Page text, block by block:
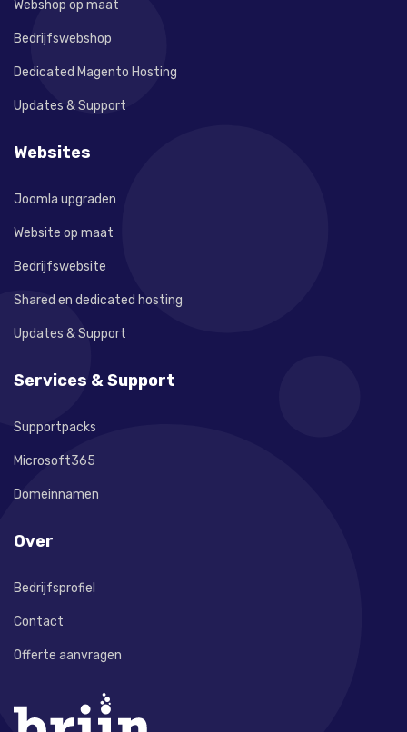
Webshop op maat
Bedrijfswebshop
Dedicated Magento Hosting
Updates & Support
Websites
Joomla upgraden
Website op maat
Bedrijfswebsite
Shared en dedicated hosting
Updates & Support
Services & Support
Supportpacks
Microsoft365
Domeinnamen
Over
Bedrijfsprofiel
Contact
Offerte aanvragen